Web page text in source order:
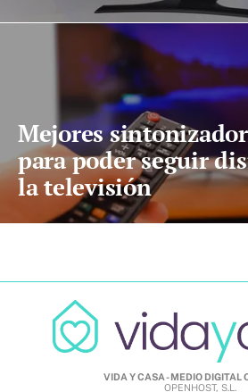
Mejores
para poder seguir
la televisión
VIDA Y CASA - MEDIO DIGITAL
OPENHOST, S.L.